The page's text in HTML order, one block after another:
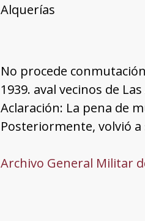
Alquerías
No procede
1939. aval vecinos de
Aclaración: La pena de
Posteriormente, volvió
Archivo General Militar